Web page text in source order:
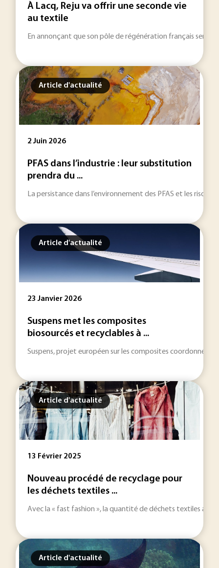
À Lacq, Reju va offrir une seconde vie
au textile
En annonçant que son pôle de régénération français sera
Article d'actualité
2 Juin 2026
PFAS dans l’industrie : leur substitution
prendra du ...
La persistance dans l’environnement des PFAS et les
Article d'actualité
23 Janvier 2026
Suspens met les composites
biosourcés et recyclables à ...
Suspens, projet européen sur les composites coordonné
Article d'actualité
13 Février 2025
Nouveau procédé de recyclage pour
les déchets textiles ...
Avec la « fast fashion », la quantité de déchets textiles a
Article d'actualité